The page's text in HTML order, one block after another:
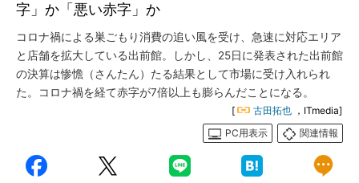
字」か「悪い赤字」か
コロナ禍による巣ごもり消費の追い風を受け、急速に対応エリア
と店舗を拡大している出前館。しかし、25日に発表された出前館
の決算は惨憺（さんたん）たる結果として市場に受け入れられ
た。コロナ禍を経て赤字が7倍以上も膨らんだことになる。
[ 古田拓也 ，ITmedia]
PC用表示
関連情報